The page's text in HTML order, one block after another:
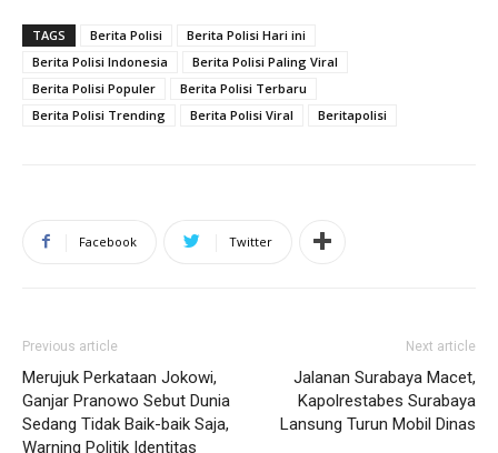
TAGS Berita Polisi
Berita Polisi Hari ini
Berita Polisi Indonesia
Berita Polisi Paling Viral
Berita Polisi Populer
Berita Polisi Terbaru
Berita Polisi Trending
Berita Polisi Viral Beritapolisi
Facebook Twitter
Previous article
Merujuk Perkataan Jokowi,
Ganjar Pranowo Sebut Dunia
Sedang Tidak Baik-baik Saja,
Warning Politik Identitas
Next article
Jalanan Surabaya Macet,
Kapolrestabes Surabaya
Lansung Turun Mobil Dinas